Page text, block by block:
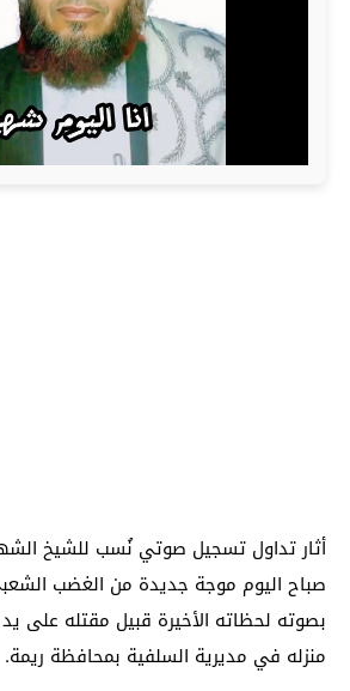
أثار تداول تسجيل صوتي نُسب للشيخ
صباح اليوم موجة جديدة من الغضب
بصوته لحظاته الأخيرة قبيل مقتله على
منزله في مديرية السلفية بمحافظة ريمة.